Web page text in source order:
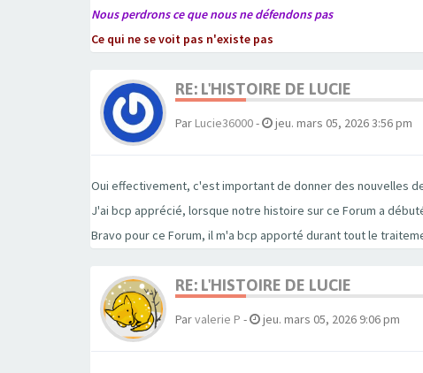
Nous perdrons ce que nous ne défendons pas
Ce qui ne se voit pas n'existe pas
RE: L'HISTOIRE DE LUCIE
Par Lucie36000- jeu. mars 05, 2026 3:56 pm
Oui effectivement, c'est important de donner des nouvelles
J'ai bcp apprécié, lorsque notre histoire sur ce Forum a
Bravo pour ce Forum, il m'a bcp apporté durant tout le
RE: L'HISTOIRE DE LUCIE
Parvalerie P - jeu. mars 05, 2026 9:06 pm